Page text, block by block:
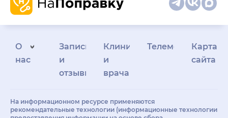
О
нас
Запись
и
отзывы
Клиникам
и
врачам
Телемедицина
Карта
сайта
На информационном ресурсе применяются
рекомендательные технологии (информационные технологии